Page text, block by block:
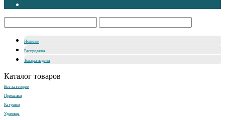
Новинки
Распродажа
Товары недели
Каталог товаров
Все категории
Приманки
Катушки
Удилища